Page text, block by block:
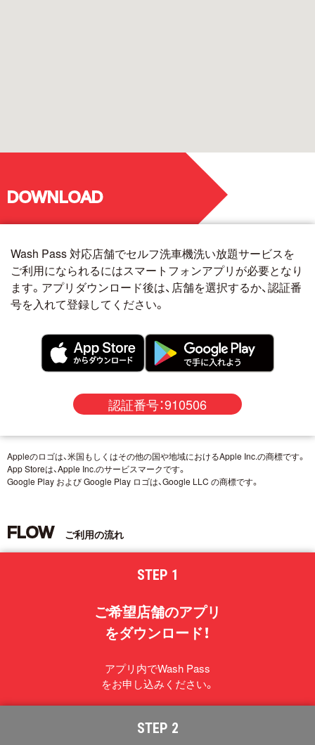
DOWNLOAD
Wash Pass 対応店舗でセルフ洗車機洗い放題サービスを
ご利用になられるにはスマートフォンアプリが必要となり
ます。アプリダウンロード後は、店舗を選択するか、認証番
号を入れて登録してください。
認証番号：910506
Appleのロゴは、米国もしくはその他の国や地域におけるApple Inc.の商標です。
App Storeは、Apple Inc.のサービスマークです。
Google Play および Google Play ロゴは、Google LLC の商標です。
FLOW ご利用の流れ
STEP 1
ご希望店舗のアプリ
をダウンロード！
アプリ内でWash Pass
をお申し込みください。
STEP 2